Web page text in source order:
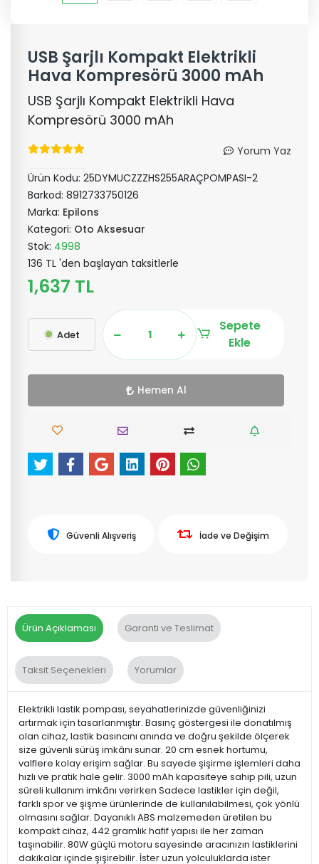
USB Şarjlı Kompakt Elektrikli
Hava Kompresörü 3000 mAh
USB Şarjlı Kompakt Elektrikli Hava
Kompresörü 3000 mAh
Yorum Yaz
Ürün Kodu: 25DYMUCZZZHS255ARAÇPOMPASI-2
Barkod: 8912733750126
Marka: Epilons
Kategori: Oto Aksesuar
Stok: 4998
136 TL 'den başlayan taksitlerle
1,637 TL
Adet
Sepete
Ekle
Hemen Al
Güvenli Alışveriş İade ve Değişim
Ürün Açıklaması Garanti ve Teslimat
Taksit Seçenekleri Yorumlar
Elektrikli lastik pompası, seyahatlerinizde güvenliğinizi
artırmak için tasarlanmıştır. Basınç göstergesi ile donatılmış
olan cihaz, lastik basıncını anında ve doğru şekilde ölçerek
size güvenli sürüş imkânı sunar. 20 cm esnek hortumu,
valflere kolay erişim sağlar. Bu sayede şişirme işlemleri daha
hızlı ve pratik hale gelir. 3000 mAh kapasiteye sahip pili, uzun
süreli kullanım imkânı verirken Sadece lastikler için değil,
farklı spor ve şişme ürünlerinde de kullanılabilmesi, çok yönlü
olmasını sağlar. Dayanıklı ABS malzemeden üretilen bu
kompakt cihaz, 442 gramlık hafif yapısı ile her zaman
taşınabilir. 80W güçlü motoru sayesinde aracınızın lastiklerini
dakikalar içinde şişirebilir. İster uzun yolculuklarda ister